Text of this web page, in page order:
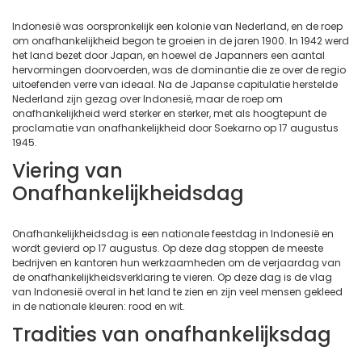
Indonesië was oorspronkelijk een kolonie van Nederland, en de roep
om onafhankelijkheid begon te groeien in de jaren 1900. In 1942 werd
het land bezet door Japan, en hoewel de Japanners een aantal
hervormingen doorvoerden, was de dominantie die ze over de regio
uitoefenden verre van ideaal. Na de Japanse capitulatie herstelde
Nederland zijn gezag over Indonesië, maar de roep om
onafhankelijkheid werd sterker en sterker, met als hoogtepunt de
proclamatie van onafhankelijkheid door Soekarno op 17 augustus
1945.
Viering van
Onafhankelijkheidsdag
Onafhankelijkheidsdag is een nationale feestdag in Indonesië en
wordt gevierd op 17 augustus. Op deze dag stoppen de meeste
bedrijven en kantoren hun werkzaamheden om de verjaardag van
de onafhankelijkheidsverklaring te vieren. Op deze dag is de vlag
van Indonesië overal in het land te zien en zijn veel mensen gekleed
in de nationale kleuren: rood en wit.
Tradities van onafhankelijksdag